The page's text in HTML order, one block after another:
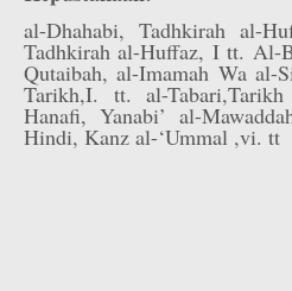
al-Dhahabi, Tadhkirah al-
Tadhkirah al-Huffaz, I tt. Al-
Qutaibah, al-Imamah Wa
Tarikh,I. tt. al-
Hanafi, Yanabi’ al-
Hindi, Kanz al-‘Ummal ,vi. tt